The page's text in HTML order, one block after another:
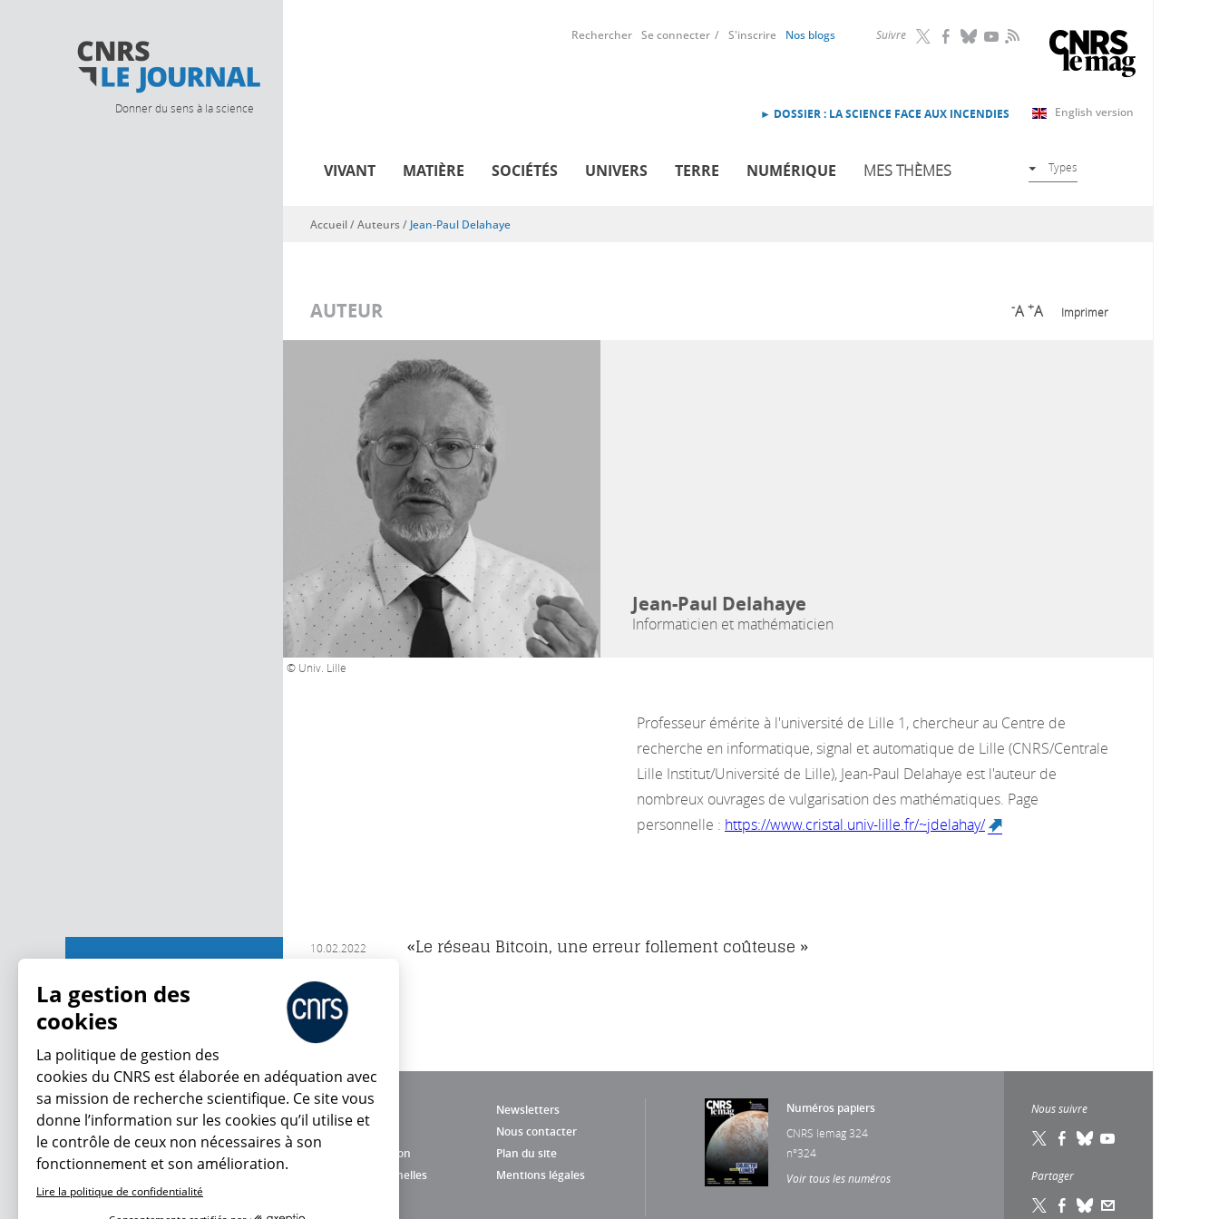
Donner du sens à la science
Suivre RSS
Rechercher Se connecter S'inscrire Nos blogs
English version
► DOSSIER : LA SCIENCE FACE AUX INCENDIES
VIVANT MATIÈRE SOCIÉTÉS UNIVERS TERRE NUMÉRIQUE MES THÈMES Types
Vous êtes ici
Accueil/ Auteurs / Jean-Paul Delahaye
AUTEUR -A +A Imprimer
© Univ. Lille
Jean-Paul Delahaye
Informaticien et mathématicien
Professeur émérite à l'université de Lille 1, chercheur au Centre de
recherche en informatique, signal et automatique de Lille (CNRS/Centrale
Lille Institut/Université de Lille), Jean-Paul Delahaye est l'auteur de
nombreux ouvrages de vulgarisation des mathématiques. Page
personnelle : https://www.cristal.univ-lille.fr/~jdelahay/
10.02.2022 «Le réseau Bitcoin, une erreur follement coûteuse »
Newsletters
Nous contacter
Charte d'utilisation
Plan du site
Données personnelles
Mentions légales
Numéros papiers
CNRS lemag 324
n°324
Voir tous les numéros
Nous suivre
Partager
La gestion des
cookies
La politique de gestion des
cookies du CNRS est élaborée en adéquation avec
sa mission de recherche scientifique. Ce site vous
donne l’information sur les cookies qu’il utilise et
le contrôle de ceux non nécessaires à son
fonctionnement et son amélioration.
Lire la politique de confidentialité